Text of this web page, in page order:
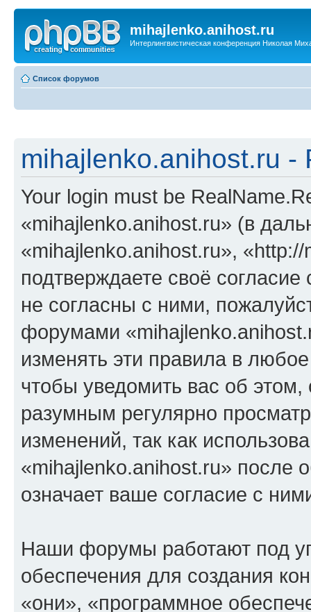
mihajlenko.anihost.ru
Интерлингвистическая конференция Николая
Список форумов
mihajlenko.anihost.ru -
Your login must be
«mihajlenko.anihost.ru» (в
«mihajlenko.anihost.ru»,
подтверждаете своё
не согласны с ними,
форумами
изменять эти правила в
чтобы уведомить вас об
разумным регулярно
изменений, так как
«mihajlenko.anihost.ru» после
означает ваше согласие с
Наши форумы работают под
обеспечения для создания
«они», «программное